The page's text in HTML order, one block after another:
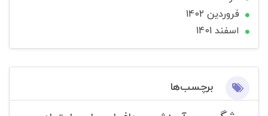
فروردین 1402
اسفند 1401
برچسب‌ها